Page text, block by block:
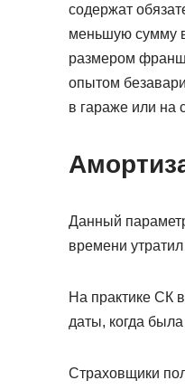
содержат
меньшую сумму
размером
опытом
в гараже или на
Данный
времени
На практике СК
даты, когда
Страховщики